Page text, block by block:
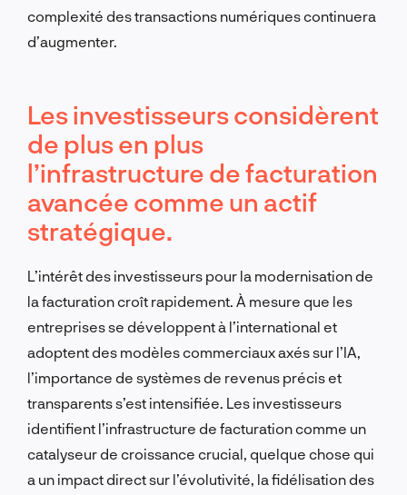
complexité des transactions numériques continuera
d’augmenter.
Les investisseurs considèrent
de plus en plus
l’infrastructure de facturation
avancée comme un actif
stratégique.
L’intérêt des investisseurs pour la modernisation de
la facturation croît rapidement. À mesure que les
entreprises se développent à l’international et
adoptent des modèles commerciaux axés sur l’IA,
l’importance de systèmes de revenus précis et
transparents s’est intensifiée. Les investisseurs
identifient l’infrastructure de facturation comme un
catalyseur de croissance crucial, quelque chose qui
a un impact direct sur l’évolutivité, la fidélisation des